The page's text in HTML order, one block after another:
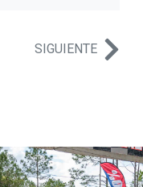
SIGUIENTE